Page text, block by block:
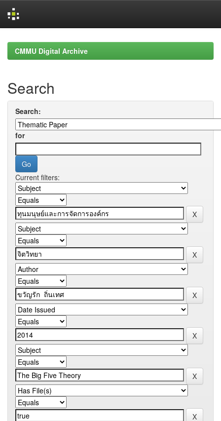
navigationCMMU Digital Archive
Search
Search:
for
Current filters: